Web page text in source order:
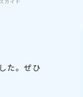
た。ぜひ